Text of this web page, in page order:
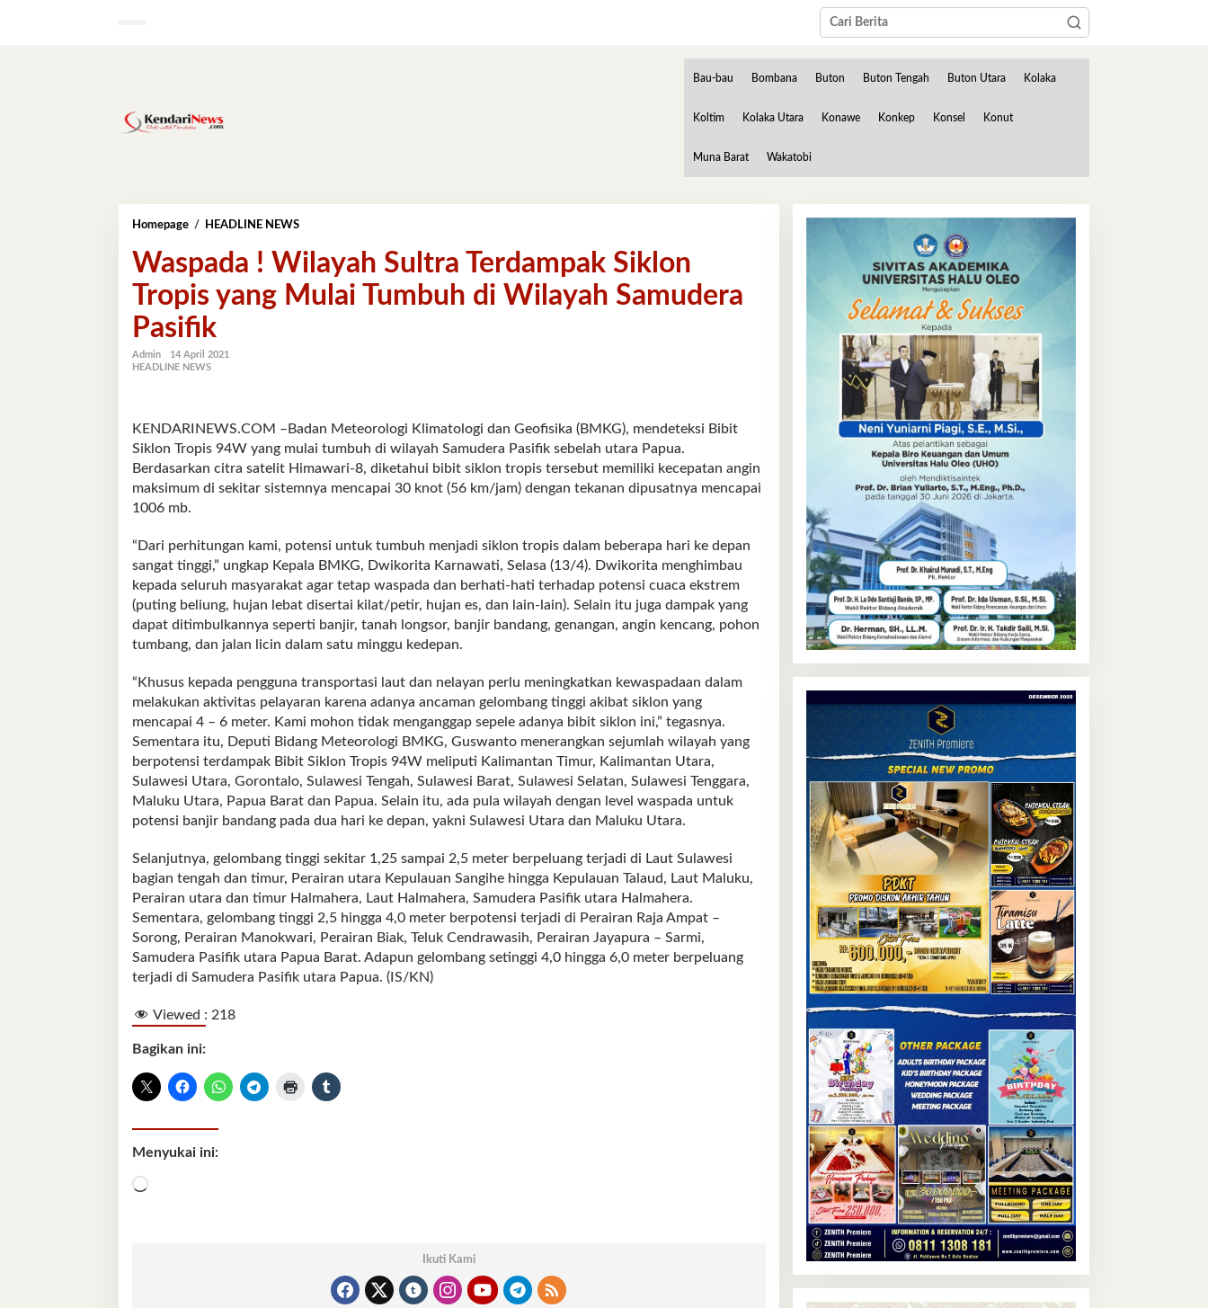
Bau-bau Bombana Buton Buton Tengah Buton Utara Kolaka
Koltim Kolaka Utara Konawe Konkep Konsel Konut
Muna Barat Wakatobi
Homepage / HEADLINE NEWSWaspada
Wilayah
Sultra
Terdampak
Siklon
Pasifik
Waspada ! Wilayah Sultra Terdampak Siklon
Tropis yang Mulai Tumbuh di Wilayah Samudera
Pasifik
Admin
14 April 2021
HEADLINE NEWS
KENDARINEWS.COM –Badan Meteorologi Klimatologi dan Geofisika (BMKG), mendeteksi Bibit
Siklon Tropis 94W yang mulai tumbuh di wilayah Samudera Pasifik sebelah utara Papua.
Berdasarkan citra satelit Himawari-8, diketahui bibit siklon tropis tersebut memiliki kecepatan angin
maksimum di sekitar sistemnya mencapai 30 knot (56 km/jam) dengan tekanan dipusatnya mencapai
1006 mb.
“Dari perhitungan kami, potensi untuk tumbuh menjadi siklon tropis dalam beberapa hari ke depan
sangat tinggi,” ungkap Kepala BMKG, Dwikorita Karnawati, Selasa (13/4). Dwikorita menghimbau
kepada seluruh masyarakat agar tetap waspada dan berhati-hati terhadap potensi cuaca ekstrem
(puting beliung, hujan lebat disertai kilat/petir, hujan es, dan lain-lain). Selain itu juga dampak yang
dapat ditimbulkannya seperti banjir, tanah longsor, banjir bandang, genangan, angin kencang, pohon
tumbang, dan jalan licin dalam satu minggu kedepan.
“Khusus kepada pengguna transportasi laut dan nelayan perlu meningkatkan kewaspadaan dalam
melakukan aktivitas pelayaran karena adanya ancaman gelombang tinggi akibat siklon yang
mencapai 4 – 6 meter. Kami mohon tidak menganggap sepele adanya bibit siklon ini,” tegasnya.
Sementara itu, Deputi Bidang Meteorologi BMKG, Guswanto menerangkan sejumlah wilayah yang
berpotensi terdampak Bibit Siklon Tropis 94W meliputi Kalimantan Timur, Kalimantan Utara,
Sulawesi Utara, Gorontalo, Sulawesi Tengah, Sulawesi Barat, Sulawesi Selatan, Sulawesi Tenggara,
Maluku Utara, Papua Barat dan Papua. Selain itu, ada pula wilayah dengan level waspada untuk
potensi banjir bandang pada dua hari ke depan, yakni Sulawesi Utara dan Maluku Utara.
Selanjutnya, gelombang tinggi sekitar 1,25 sampai 2,5 meter berpeluang terjadi di Laut Sulawesi
bagian tengah dan timur, Perairan utara Kepulauan Sangihe hingga Kepulauan Talaud, Laut Maluku,
Perairan utara dan timur Halmahera, Laut Halmahera, Samudera Pasifik utara Halmahera.
Sementara, gelombang tinggi 2,5 hingga 4,0 meter berpotensi terjadi di Perairan Raja Ampat –
Sorong, Perairan Manokwari, Perairan Biak, Teluk Cendrawasih, Perairan Jayapura – Sarmi,
Samudera Pasifik utara Papua Barat. Adapun gelombang setinggi 4,0 hingga 6,0 meter berpeluang
terjadi di Samudera Pasifik utara Papua. (IS/KN)
Viewed : 218
Bagikan ini:
Menyukai ini:
Memuat...
Ikuti Kami